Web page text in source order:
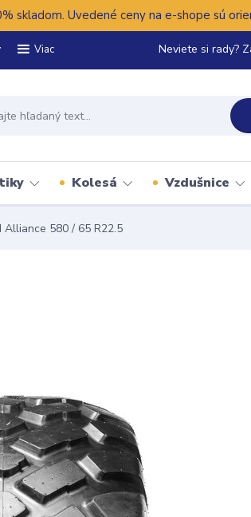
skladom. Uvedené ceny na e-shope sú
Viac Neviete si rady?
Kolesá Vzdušnice
Alliance 580 / 65 R22.5